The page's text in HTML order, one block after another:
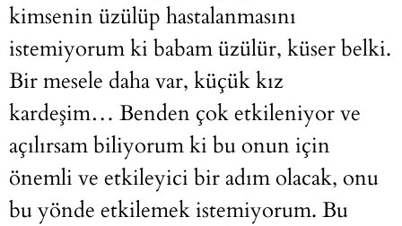
kimsenin üzülüp hastalanmasını
istemiyorum ki babam üzülür, küser belki.
Bir mesele daha var, küçük kız
kardeşim… Benden çok etkileniyor ve
açılırsam biliyorum ki bu onun için
önemli ve etkileyici bir adım olacak, onu
bu yönde etkilemek istemiyorum. Bu